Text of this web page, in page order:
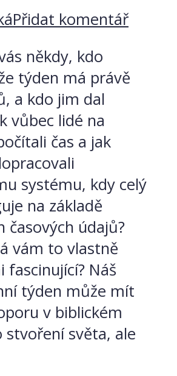
Přidat komentář
někdy, kdo
týden má právě
a kdo jim dal
vůbec lidé na
čas a jak
systému, kdy celý
na základě
časových údajů?
vám to vlastně
fascinující? Náš
týden může mít
v biblickém
stvoření světa, ale